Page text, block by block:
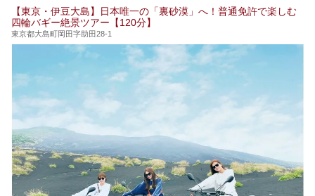
24時間営業で宿泊できる施設や、1,000円以下で楽しめる安
い施設、デートや休日レジャーにもぴったりなエンタメ要素
が充実した施設など、利用のシーンに合わせて参考にしてく
ださい。
【東京・伊豆大島】日本唯一の「裏砂漠」へ！普通免許で楽しむ
四輪バギー絶景ツアー【120分】
東京都大島町岡田字助田28-1